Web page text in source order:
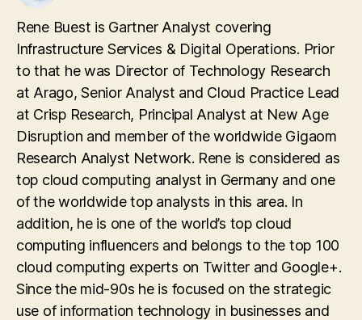
Rene Buest is Gartner Analyst covering
Infrastructure Services & Digital Operations. Prior
to that he was Director of Technology Research
at Arago, Senior Analyst and Cloud Practice Lead
at Crisp Research, Principal Analyst at New Age
Disruption and member of the worldwide Gigaom
Research Analyst Network. Rene is considered as
top cloud computing analyst in Germany and one
of the worldwide top analysts in this area. In
addition, he is one of the world’s top cloud
computing influencers and belongs to the top 100
cloud computing experts on Twitter and Google+.
Since the mid-90s he is focused on the strategic
use of information technology in businesses and